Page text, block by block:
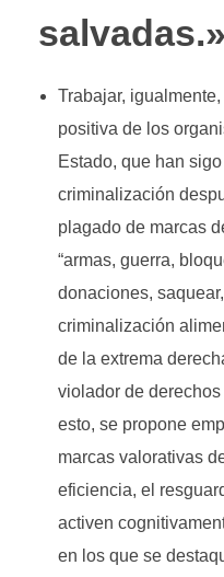
salvadas.»
Trabajar,
positiva de los
Estado, que han
criminalización
plagado de marcas
“armas, guerra,
donaciones,
criminalización
de la extrema
violador de derechos
esto, se propone
marcas valorativas
eficiencia, el
activen
en los que se